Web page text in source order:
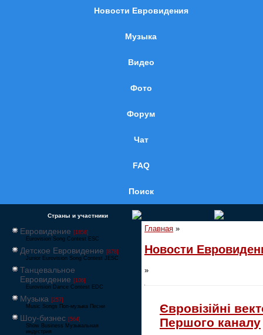
Новости Евровидения
Музыка
Видео
Фото
Форум
Чат
FAQ
Поиск
Страны и участники
Евровидение [1858]
Eurovision Song Contest ESC
Детское Евровидение [878]
Junior Eurovision Song Contest JESC
Танцевальное
Евровидение [106]
Eurovision Dance Contest EDC
Музыка [257]
Music Songs Поп-музыка Песни
Шоу-бизнес [564]
Show Business Музыкальная
индустрия
Главная »
Новости
»
Євровізійні
Першого каналу